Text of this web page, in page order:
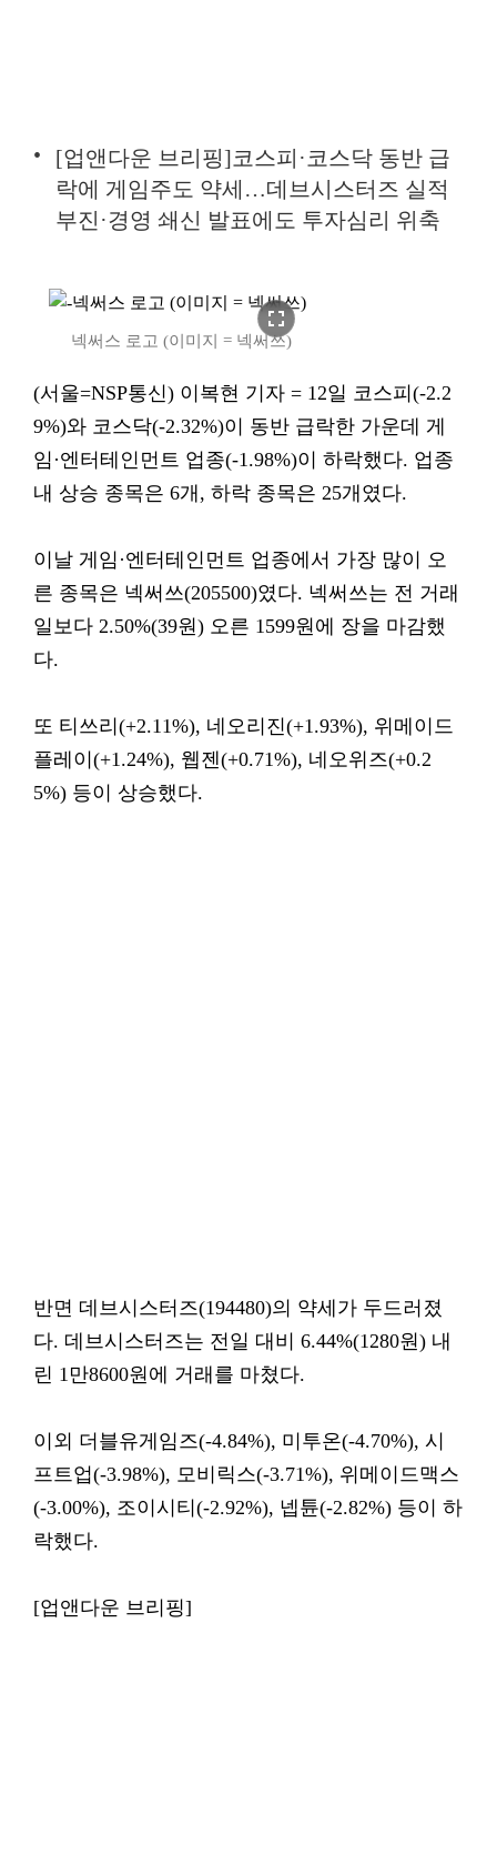
[업앤다운 브리핑]코스피·코스닥 동반 급
락에 게임주도 약세…데브시스터즈 실적
부진·경영 쇄신 발표에도 투자심리 위축
fullscreen
넥써스 로고 (이미지 = 넥써쓰)
(서울=NSP통신) 이복현 기자 = 12일 코스피(-2.2
9%)와 코스닥(-2.32%)이 동반 급락한 가운데 게
임·엔터테인먼트 업종(-1.98%)이 하락했다. 업종
내 상승 종목은 6개, 하락 종목은 25개였다.
이날 게임·엔터테인먼트 업종에서 가장 많이 오
른 종목은 넥써쓰(205500)였다. 넥써쓰는 전 거래
일보다 2.50%(39원) 오른 1599원에 장을 마감했
다.
또 티쓰리(+2.11%), 네오리진(+1.93%), 위메이드
플레이(+1.24%), 웹젠(+0.71%), 네오위즈(+0.2
5%) 등이 상승했다.
반면 데브시스터즈(194480)의 약세가 두드러졌
다. 데브시스터즈는 전일 대비 6.44%(1280원) 내
린 1만8600원에 거래를 마쳤다.
이외 더블유게임즈(-4.84%), 미투온(-4.70%), 시
프트업(-3.98%), 모비릭스(-3.71%), 위메이드맥스
(-3.00%), 조이시티(-2.92%), 넵튠(-2.82%) 등이 하
락했다.
[업앤다운 브리핑]